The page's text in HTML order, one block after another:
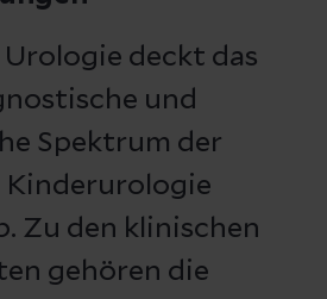
deckt das
und
Spektrum der
Kinderurologie
Zu den klinischen
gehören die